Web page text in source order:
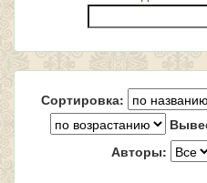
Сортировка:
Авторы: